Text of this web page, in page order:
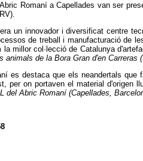
Romaní a Capellades van ser
un innovador i diversificat centre
de treball i manufacturació de
millor col·lecció de Catalunya
de la Bora Gran d'en Carreras
es destaca que els neandertals
per on portaven el material
del Abric Romaní (Capellades,